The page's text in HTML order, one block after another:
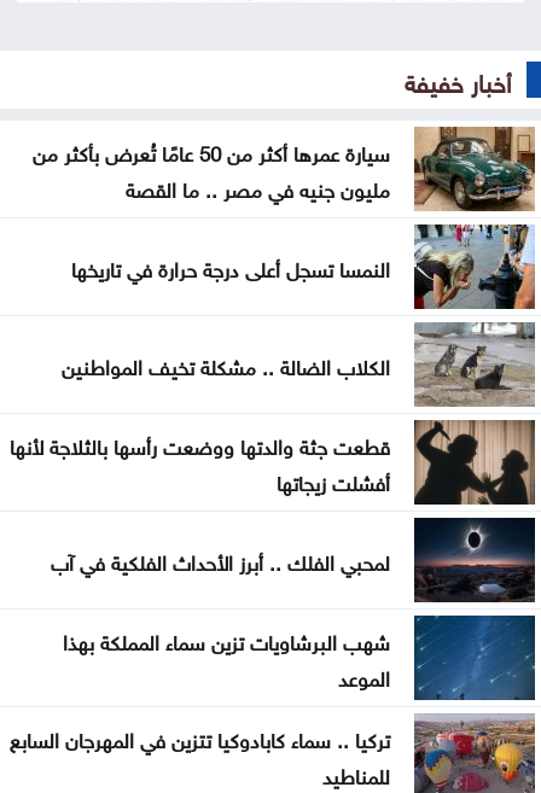
الفلسطينية وقضية اللاجئين
من مخيم قلنديا
قلنديا تحت الحصار .. الرئاسة الفلسطينية تحذر من
مخطط يستهدف المخيمات
وزير الاقتصاد الرقمي يفتتح المركز التكنولوجي منصة
الشمال في إربد
بيان صادر عن اللجنة النقابية للعاملين في شركة البوتاس
العربية
ندوة بعنوان المفرق .. عروس البادية ودورها في بناء
السردية الأردنية الأحد
عمان الاهلية بطلة الجامعات الأردنية في الكراتيه للطلاب
ووصيفه البطولة للطالبات .. صور
سياحة عجلون تطلق رحلات برنامج أردننا جنة إلى مختلف
مناطق المملكة
أخبار خفيفة
سيارة عمرها أكثر من 50 عامًا تُعرض بأكثر من
مليون جنيه في مصر .. ما القصة
النمسا تسجل أعلى درجة حرارة في تاريخها
الكلاب الضالة .. مشكلة تخيف المواطنين
قطعت جثة والدتها ووضعت رأسها بالثلاجة لأنها
أفشلت زيجاتها
لمحبي الفلك .. أبرز الأحداث الفلكية في آب
شهب البرشاويات تزين سماء المملكة بهذا
الموعد
تركيا .. سماء كابادوكيا تتزين في المهرجان السابع
للمناطيد